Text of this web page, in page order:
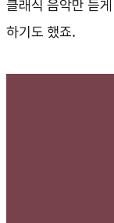
클래식 음악만 듣
하기도 했죠.